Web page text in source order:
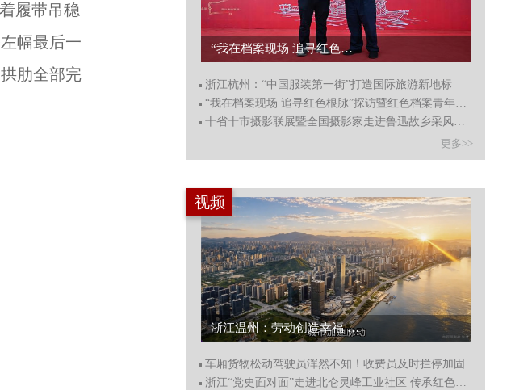
履带吊稳
幅最后一
肋全部完
“我在档案现场 追寻红色根脉”探访暨红色档案青年宣讲启动...
浙江杭州：“中国服装第一街”打造国际旅游新地标
“我在档案现场 追寻红色根脉”探访暨红色档案青年宣讲启动
十省十市摄影联展暨全国摄影家走进鲁迅故乡采风绍兴启动
更多>>
视频
守护！... 浙江温州：劳动创造幸福 向城市守护者致敬...
车厢货物松动驾驶员浑然不知！收费员及时拦停加固
浙江“党史面对面”走进北仑灵峰工业社区 传承红色精神